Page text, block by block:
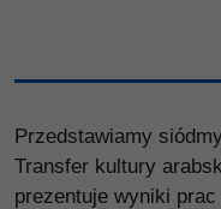
Przedstawiamy
Transfer kultury
prezentuje wyniki